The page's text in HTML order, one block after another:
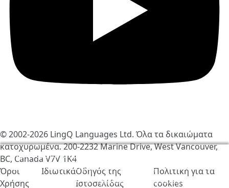
Χρησιμοποιούμε cookies για να βελτιώσουμε τη
λειτουργία του LingQ. Επισκέπτοντας τον ιστότοπο,
συμφωνείς στηνπολιτική για τα cookies
© 2002-2026 LingQ Languages Ltd. Όλα τα δικαιώματα
κατοχυρωμένα. 200-2232 Marine Drive, West Vancouver,
BC, Canada V7V 1K4
Όροι
Χρήσης
ΙδιωτικάΟδηγός της
Ιστοσελίδας
Πολιτική για τα
cookies